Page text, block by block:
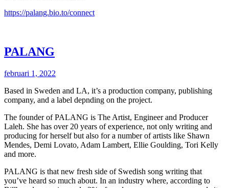
https://palang.bio.to/connect
PALANG
februari 1, 2022
Based in Sweden and LA, it’s a production company, publishing
company, and a label depnding on the project.
The founder of PALANG is The Artist, Engineer and Producer
Laleh. She has over 20 years of experience, not only writing and
producing for herself but also for a number of artists like Shawn
Mendes, Demi Lovato, Adam Lambert, Ellie Goulding, Tori Kelly
and more.
PALANG is that new fresh side of Swedish song writing that
you’ve heard so much about. In an industry where, according to